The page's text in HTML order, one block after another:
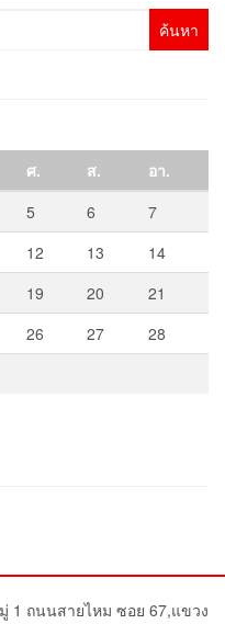
ศ. ส.
อา.
5 6
7
12 13
14
19 20
21
26 27
28
1 ถนนสายไหม ซอย 67,แขวง